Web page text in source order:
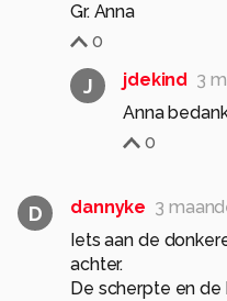
Gr. Anna
0
J jdekind 3
Anna
0
D dannyke 3
Iets aan de
achter.
De scherpte en